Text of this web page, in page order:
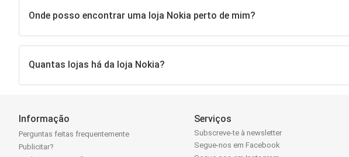
Onde posso encontrar uma loja Nokia perto de mim?
Quantas lojas há da loja Nokia?
Informação
Perguntas feitas frequentemente
Publicitar?
Serviços
Subscreve-te à newsletter
Segue-nos em Facebook